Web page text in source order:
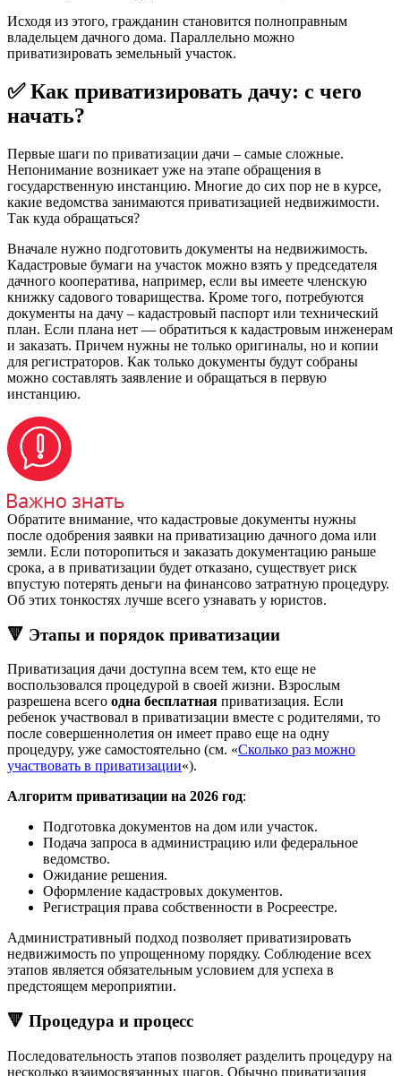
Исходя из этого, гражданин становится полноправным
владельцем дачного дома. Параллельно можно
приватизировать земельный участок.
✅ Как приватизировать дачу: с чего
начать?
Первые шаги по приватизации дачи – самые сложные.
Непонимание возникает уже на этапе обращения в
государственную инстанцию. Многие до сих пор не в курсе,
какие ведомства занимаются приватизацией недвижимости.
Так куда обращаться?
Вначале нужно подготовить документы на недвижимость.
Кадастровые бумаги на участок можно взять у председателя
дачного кооператива, например, если вы имеете членскую
книжку садового товарищества. Кроме того, потребуются
документы на дачу – кадастровый паспорт или технический
план. Если плана нет — обратиться к кадастровым инженерам
и заказать. Причем нужны не только оригиналы, но и копии
для регистраторов. Как только документы будут собраны
можно составлять заявление и обращаться в первую
инстанцию.
Обратите внимание, что кадастровые документы нужны
после одобрения заявки на приватизацию дачного дома или
земли. Если поторопиться и заказать документацию раньше
срока, а в приватизации будет отказано, существует риск
впустую потерять деньги на финансово затратную процедуру.
Об этих тонкостях лучше всего узнавать у юристов.
🔻 Этапы и порядок приватизации
Приватизация дачи доступна всем тем, кто еще не
воспользовался процедурой в своей жизни. Взрослым
разрешена всего одна бесплатная приватизация. Если
ребенок участвовал в приватизации вместе с родителями, то
после совершеннолетия он имеет право еще на одну
процедуру, уже самостоятельно (см. «Сколько раз можно
участвовать в приватизации«).
Алгоритм приватизации на 2026 год:
Подготовка документов на дом или участок.
Подача запроса в администрацию или федеральное
ведомство.
Ожидание решения.
Оформление кадастровых документов.
Регистрация права собственности в Росреестре.
Административный подход позволяет приватизировать
недвижимость по упрощенному порядку. Соблюдение всех
этапов является обязательным условием для успеха в
предстоящем мероприятии.
🔻 Процедура и процесс
Последовательность этапов позволяет разделить процедуру на
несколько взаимосвязанных шагов. Обычно приватизация